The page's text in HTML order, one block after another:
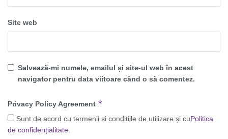
Site web
Salvează-mi numele, emailul și site-ul web în acest
navigator pentru data viitoare când o să comentez.
Privacy Policy Agreement *
Sunt de acord cu termenii și condițiile de utilizare și cuPolitica
de confidențialitate